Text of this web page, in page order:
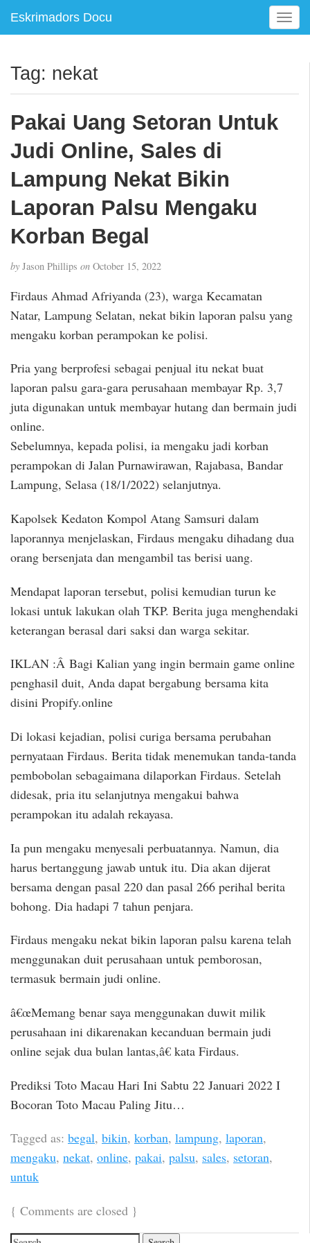
Eskrimadors Docu
T
o
e
Tag: nekat
Pakai Uang Setoran Untuk
Judi Online, Sales di
Lampung Nekat Bikin
Laporan Palsu Mengaku
Korban Begal
by Jason Phillips on October 15, 2022
Firdaus Ahmad Afriyanda (23), warga Kecamatan
Natar, Lampung Selatan, nekat bikin laporan palsu yang
mengaku korban perampokan ke polisi.
Pria yang berprofesi sebagai penjual itu nekat buat
laporan palsu gara-gara perusahaan membayar Rp. 3,7
juta digunakan untuk membayar hutang dan bermain judi
online.
Sebelumnya, kepada polisi, ia mengaku jadi korban
perampokan di Jalan Purnawirawan, Rajabasa, Bandar
Lampung, Selasa (18/1/2022) selanjutnya.
Kapolsek Kedaton Kompol Atang Samsuri dalam
laporannya menjelaskan, Firdaus mengaku dihadang dua
orang bersenjata dan mengambil tas berisi uang.
Mendapat laporan tersebut, polisi kemudian turun ke
lokasi untuk lakukan olah TKP. Berita juga menghendaki
keterangan berasal dari saksi dan warga sekitar.
IKLAN :Â Bagi Kalian yang ingin bermain game online
penghasil duit, Anda dapat bergabung bersama kita
disini Propify.online
Di lokasi kejadian, polisi curiga bersama perubahan
pernyataan Firdaus. Berita tidak menemukan tanda-tanda
pembobolan sebagaimana dilaporkan Firdaus. Setelah
didesak, pria itu selanjutnya mengakui bahwa
perampokan itu adalah rekayasa.
Ia pun mengaku menyesali perbuatannya. Namun, dia
harus bertanggung jawab untuk itu. Dia akan dijerat
bersama dengan pasal 220 dan pasal 266 perihal berita
bohong. Dia hadapi 7 tahun penjara.
Firdaus mengaku nekat bikin laporan palsu karena telah
menggunakan duit perusahaan untuk pemborosan,
termasuk bermain judi online.
â€œMemang benar saya menggunakan duwit milik
perusahaan ini dikarenakan kecanduan bermain judi
online sejak dua bulan lantas,â€ kata Firdaus.
Prediksi Toto Macau Hari Ini Sabtu 22 Januari 2022 I
Bocoran Toto Macau Paling Jitu…
Tagged as: begal, bikin, korban, lampung, laporan,
mengaku, nekat, online, pakai, palsu, sales, setoran,
untuk
{ Comments are closed }